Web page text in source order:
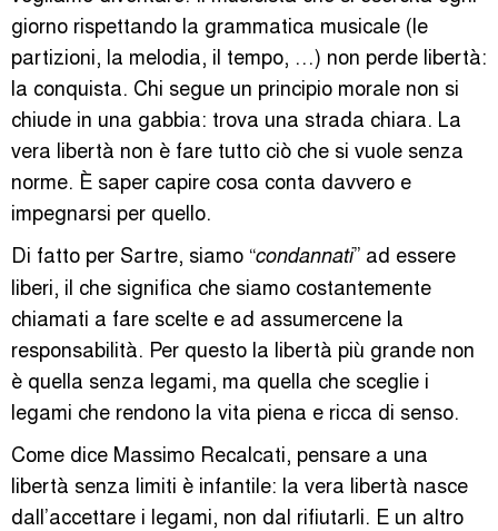
giorno rispettando la grammatica musicale (le
partizioni, la melodia, il tempo, …) non perde libertà:
la conquista. Chi segue un principio morale non si
chiude in una gabbia: trova una strada chiara. La
vera libertà non è fare tutto ciò che si vuole senza
norme. È saper capire cosa conta davvero e
impegnarsi per quello.
Di fatto per Sartre, siamo “condannati” ad essere
liberi, il che significa che siamo costantemente
chiamati a fare scelte e ad assumercene la
responsabilità. Per questo la libertà più grande non
è quella senza legami, ma quella che sceglie i
legami che rendono la vita piena e ricca di senso.
Come dice Massimo Recalcati, pensare a una
libertà senza limiti è infantile: la vera libertà nasce
dall’accettare i legami, non dal rifiutarli. E un altro